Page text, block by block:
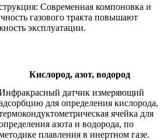
Современная компоновка и
газового тракта повышают
эксплуатации.
Кислород, азот, водород
датчик измеряющий
для определения кислорода,
ячейка для
азота и водорода, по
плавления в инертном газе.